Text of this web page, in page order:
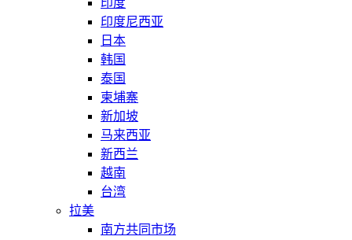
印度尼西亚
日本
韩国
泰国
柬埔寨
新加坡
马来西亚
新西兰
越南
台湾
拉美
南方共同市场